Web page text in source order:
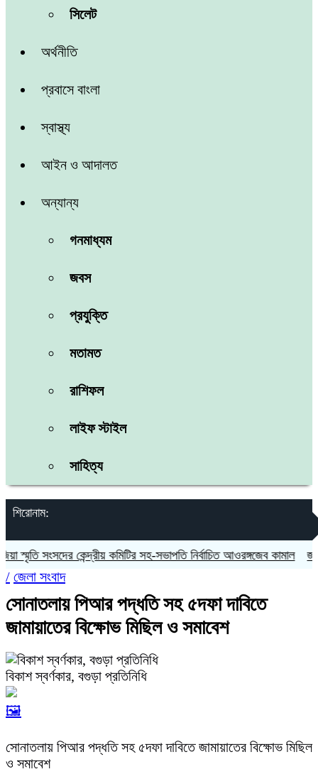
সিলেট
অর্থনীতি
প্রবাসে বাংলা
স্বাস্থ্য
আইন ও আদালত
অন্যান্য
গনমাধ্যম
জবস
প্রযুক্তি
মতামত
রাশিফল
লাইফ স্টাইল
সাহিত্য
শিরোনাম:
সংসদের কেন্দ্রীয় কমিটির সহ-সভাপতি নির্বাচিত আওরঙ্গজেব কামাল
/ জেলা সংবাদ
সোনাতলায় পিআর পদ্ধতি সহ ৫দফা দাবিতে
জামায়াতের বিক্ষোভ মিছিল ও সমাবেশ
বিকাশ স্বর্ণকার, বগুড়া প্রতিনিধি
🖼️
সোনাতলায় পিআর পদ্ধতি সহ ৫দফা দাবিতে জামায়াতের বিক্ষোভ মিছিল
ও সমাবেশ